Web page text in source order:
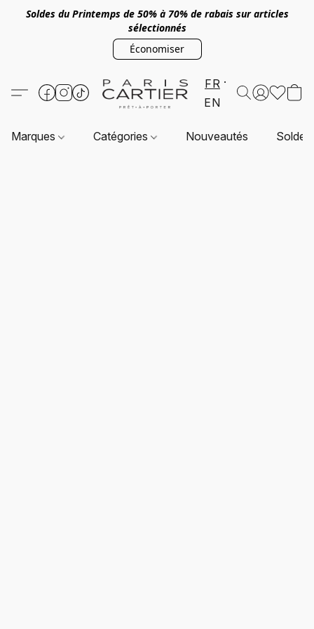
Soldes du Printemps de 50% à 70% de rabais sur articles
sélectionnés
Économiser
FR
EN
Marques Catégories Nouveautés Soldes